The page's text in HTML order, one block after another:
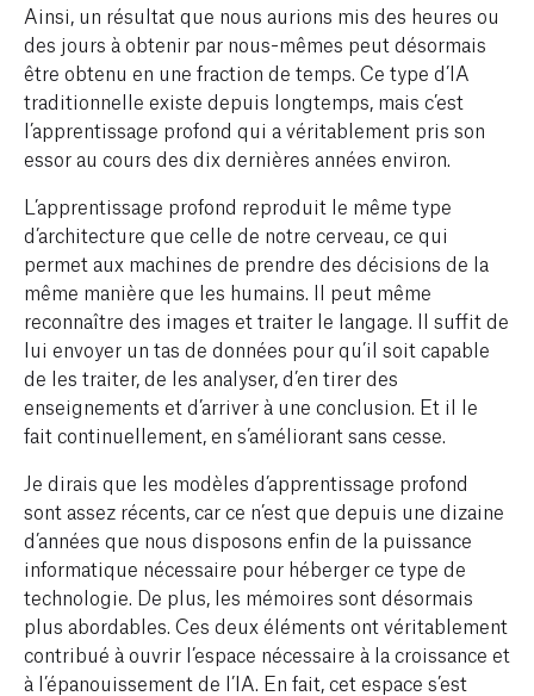
Ainsi, un résultat que nous aurions mis des heures ou
des jours à obtenir par nous-mêmes peut désormais
être obtenu en une fraction de temps. Ce type d’IA
traditionnelle existe depuis longtemps, mais c’est
l’apprentissage profond qui a véritablement pris son
essor au cours des dix dernières années environ.
L’apprentissage profond reproduit le même type
d’architecture que celle de notre cerveau, ce qui
permet aux machines de prendre des décisions de la
même manière que les humains. Il peut même
reconnaître des images et traiter le langage. Il suffit de
lui envoyer un tas de données pour qu’il soit capable
de les traiter, de les analyser, d’en tirer des
enseignements et d’arriver à une conclusion. Et il le
fait continuellement, en s’améliorant sans cesse.
Je dirais que les modèles d’apprentissage profond
sont assez récents, car ce n’est que depuis une dizaine
d’années que nous disposons enfin de la puissance
informatique nécessaire pour héberger ce type de
technologie. De plus, les mémoires sont désormais
plus abordables. Ces deux éléments ont véritablement
contribué à ouvrir l’espace nécessaire à la croissance et
à l’épanouissement de l’IA. En fait, cet espace s’est